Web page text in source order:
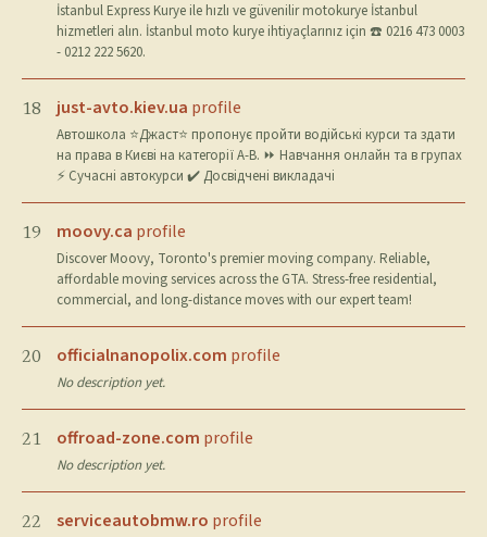
İstanbul Express Kurye ile hızlı ve güvenilir motokurye İstanbul
hizmetleri alın. İstanbul moto kurye ihtiyaçlarınız için ☎️ 0216 473 0003
- 0212 222 5620.
18 just-avto.kiev.ua profile
Автошкола ⭐Джаст⭐ пропонує пройти водійські курси та здати
на права в Києві на категорії A-B. ⏩ Навчання онлайн та в групах
⚡ Сучасні автокурси ✔️ Досвідчені викладачі
19 moovy.ca profile
Discover Moovy, Toronto's premier moving company. Reliable,
affordable moving services across the GTA. Stress-free residential,
commercial, and long-distance moves with our expert team!
20 officialnanopolix.com profile
No description yet.
21 offroad-zone.com profile
No description yet.
22 serviceautobmw.ro profile